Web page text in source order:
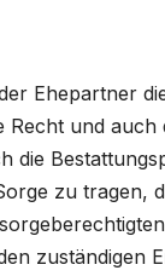
Ehepartner
Recht und
die
zu tragen,
zuständigen